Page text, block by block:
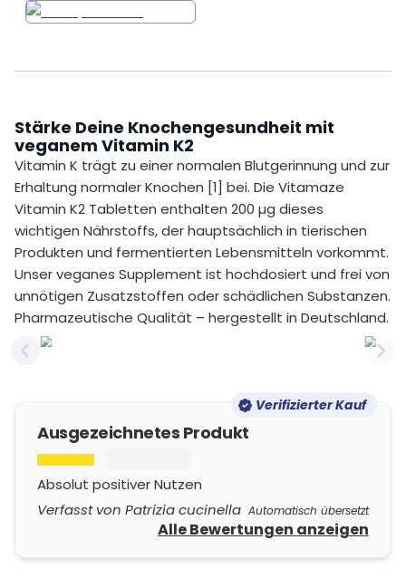
Stärke Deine Knochengesundheit mit
veganem Vitamin K2
Vitamin K trägt zu einer normalen Blutgerinnung und zur
Erhaltung normaler Knochen [1] bei. Die Vitamaze
Vitamin K2 Tabletten enthalten 200 µg dieses
wichtigen Nährstoffs, der hauptsächlich in tierischen
Produkten und fermentierten Lebensmitteln vorkommt.
Unser veganes Supplement ist hochdosiert und frei von
unnötigen Zusatzstoffen oder schädlichen Substanzen.
Pharmazeutische Qualität – hergestellt in Deutschland.
Previous slide
Verifizierter Kauf
Ausgezeichnetes Produkt
Absolut positiver Nutzen
Verfasst von Patrizia cucinella Automatisch übersetzt
Alle Bewertungen anzeigen